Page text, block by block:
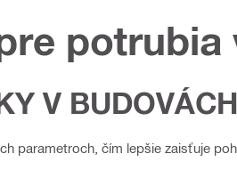
V BUDOVÁCH
parametroch, čím lepšie zaisťuje